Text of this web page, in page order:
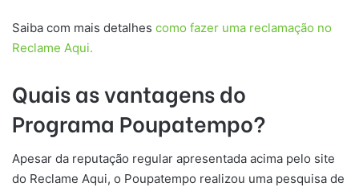
Saiba com mais detalhes como fazer uma reclamação no
Reclame Aqui.
Quais as vantagens do
Programa Poupatempo?
Apesar da reputação regular apresentada acima pelo site
do Reclame Aqui, o Poupatempo realizou uma pesquisa de